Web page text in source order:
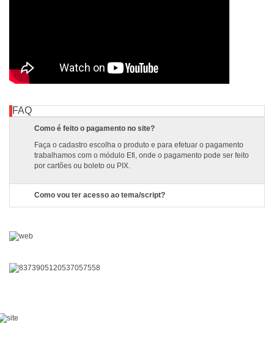
FAQ
Como é feito o pagamento no site?
Faça o cadastro escolha o produto e para efetuar o pagamento
trabalhamos com o módulo Efi, onde o pagamento pode ser feito
por cartões ou boleto ou PIX.
Como vou ter acesso ao tema/script?